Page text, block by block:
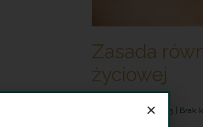
Zasada
życiowej
24 października 2025 Brak